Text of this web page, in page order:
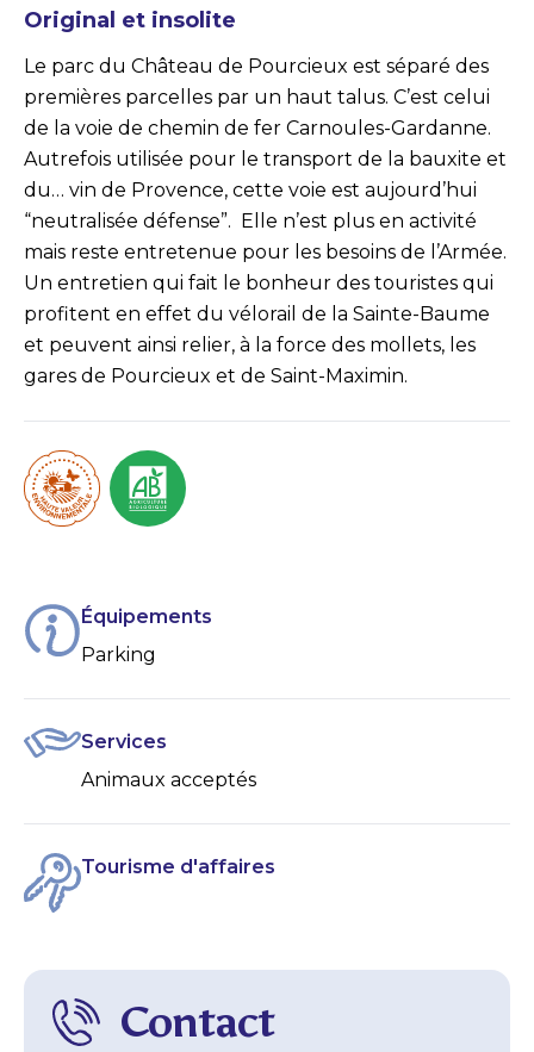
Original et insolite
Le parc du Château de Pourcieux est séparé des
premières parcelles par un haut talus. C’est celui
de la voie de chemin de fer Carnoules-Gardanne.
Autrefois utilisée pour le transport de la bauxite et
du… vin de Provence, cette voie est aujourd’hui
“neutralisée défense”. Elle n’est plus en activité
mais reste entretenue pour les besoins de l’Armée.
Un entretien qui fait le bonheur des touristes qui
profitent en effet du vélorail de la Sainte-Baume
et peuvent ainsi relier, à la force des mollets, les
gares de Pourcieux et de Saint-Maximin.
Équipements
Parking
Services
Animaux acceptés
Tourisme d'affaires
Contact